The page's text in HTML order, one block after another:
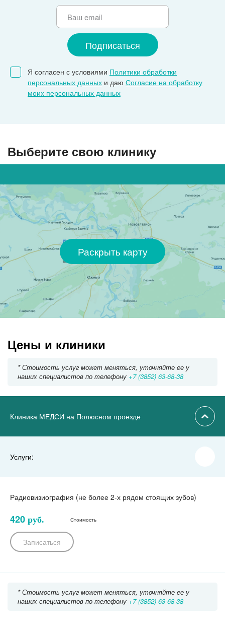
Я согласен с условиями Политики обработки
персональных данных и даю Согласие на обработку
моих персональных данных
Выберите свою клинику
Раскрыть карту
Цены и клиники
* Стоимость услуг может меняться, уточняйте ее у
наших специалистов по телефону +7 (3852) 63-68-38
Клиника МЕДСИ на Полюсном проезде
Услуги:
Радиовизиография (не более 2-х рядом стоящих зубов)
420 руб. Стоимость
Записаться
* Стоимость услуг может меняться, уточняйте ее у
наших специалистов по телефону +7 (3852) 63-68-38